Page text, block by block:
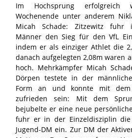
Im Hochsprung erfolgreich
Wochenende unter anderem
Micah Schade: Zitzewitz fuhr
Männer den Sieg für den VfL
indem er als einziger Athlet die
danach aufgelegten 2,08m waren
hoch. Mehrkämpfer Micah
Dörpen testete in der
Form an und konnte mit
zufrieden sein: Mit dem
bejubelte er eine neue
fuhr er in der Einzeldisziplin
Jugend-DM ein. Zur DM der